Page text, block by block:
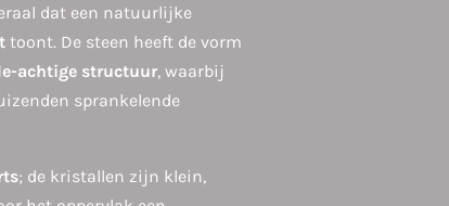
dat een natuurlijke
toont. De steen heeft de vorm
achtige structuur, waarbij
sprankelende
; de kristallen zijn klein,